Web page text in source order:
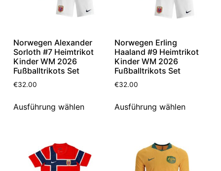
Norwegen Alexander
Sorloth #7 Heimtrikot
Kinder WM 2026
Fußballtrikots Set
€32.00
Ausführung wählen
Norwegen Erling
Haaland #9 Heimtrikot
Kinder WM 2026
Fußballtrikots Set
€32.00
Ausführung wählen